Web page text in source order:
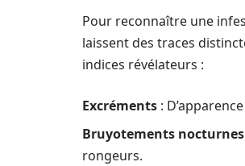
Pour reconnaître une
laissent des traces
indices révélateurs :
Excréments :
Bruyotements nocturnes
rongeurs.